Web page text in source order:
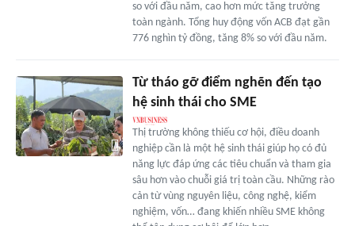
so với đầu năm, cao hơn mức tăng trưởng
toàn ngành. Tổng huy động vốn ACB đạt gần
776 nghìn tỷ đồng, tăng 8% so với đầu năm.
Từ tháo gỡ điểm nghẽn đến tạo
hệ sinh thái cho SME
Thị trường không thiếu cơ hội, điều doanh
nghiệp cần là một hệ sinh thái giúp họ có đủ
năng lực đáp ứng các tiêu chuẩn và tham gia
sâu hơn vào chuỗi giá trị toàn cầu. Những rào
cản từ vùng nguyên liệu, công nghệ, kiểm
nghiệm, vốn… đang khiến nhiều SME không